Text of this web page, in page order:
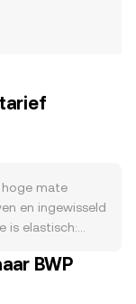
hoge mate
en ingewisseld
is elastisch:
circulerende
BWP